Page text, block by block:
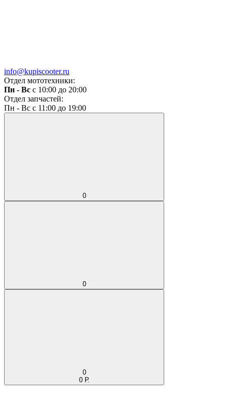
info@kupiscooter.ru
Отдел мототехники:
Пн - Вс с 10:00 до 20:00
Отдел запчастей:
Пн - Вс с 11:00 до 19:00
0
0
0
0 Р.